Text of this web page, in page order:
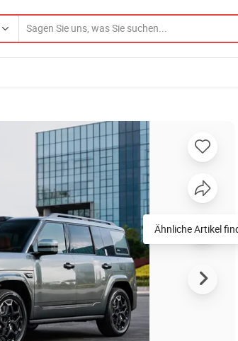
Ähnliche Artikel